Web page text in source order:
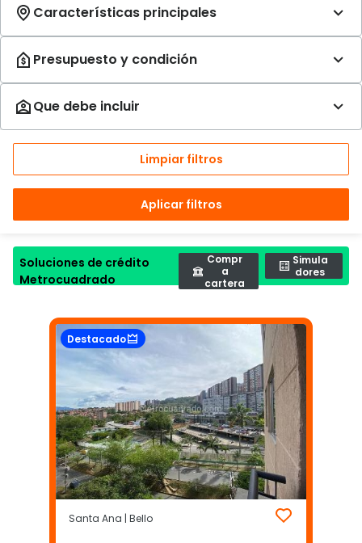
Limpiar filtros
Aplicar filtros
Soluciones de crédito
Metrocuadrado
Compr
a
cartera
Simula
dores
Destacado
Santa Ana | Bello